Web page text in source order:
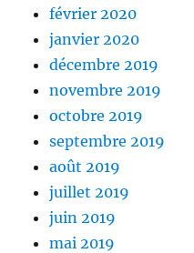
février 2020
janvier 2020
décembre 2019
novembre 2019
octobre 2019
septembre 2019
août 2019
juillet 2019
juin 2019
mai 2019